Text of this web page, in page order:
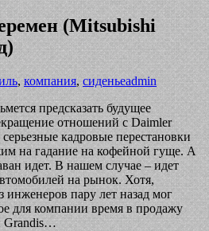
(Mitsubishi
,компания, сиденьеadmin
предсказать будущее
отношений с Daimler
кадровые перестановки
на гадание на кофейной гуще. А
идет. В нашем случае – идет
на рынок. Хотя,
инженеров пару лет назад мог
для компании время в продажу
Grandis…